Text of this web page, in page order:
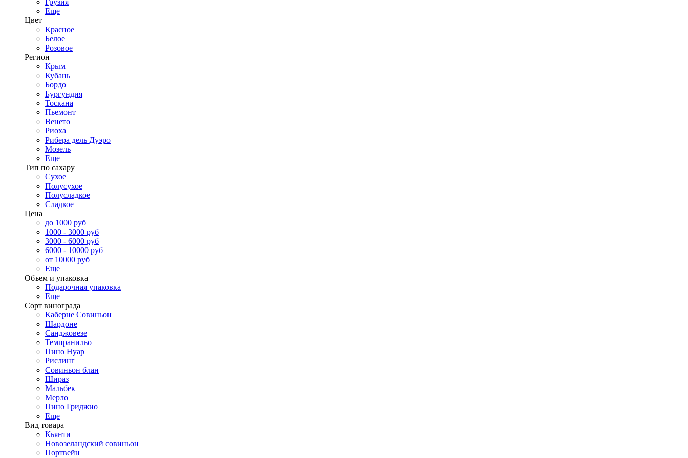
Грузия
Еще
Цвет
Красное
Белое
Розовое
Регион
Крым
Кубань
Бордо
Бургундия
Тоскана
Пьемонт
Венето
Риоха
Рибера дель Дуэро
Мозель
Еще
Тип по сахару
Сухое
Полусухое
Полусладкое
Сладкое
Цена
до 1000 руб
1000 - 3000 руб
3000 - 6000 руб
6000 - 10000 руб
от 10000 руб
Еще
Объем и упаковка
Подарочная упаковка
Еще
Сорт винограда
Каберне Совиньон
Шардоне
Санджовезе
Темпранильо
Пино Нуар
Рислинг
Совиньон блан
Шираз
Мальбек
Мерло
Пино Гриджио
Еще
Вид товара
Кьянти
Новозеландский совиньон
Портвейн